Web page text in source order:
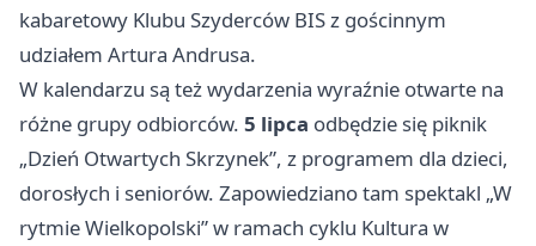
kabaretowy Klubu Szyderców BIS z gościnnym
udziałem Artura Andrusa.
W kalendarzu są też wydarzenia wyraźnie otwarte na
różne grupy odbiorców. 5 lipca odbędzie się piknik
„Dzień Otwartych Skrzynek”, z programem dla dzieci,
dorosłych i seniorów. Zapowiedziano tam spektakl „W
rytmie Wielkopolski” w ramach cyklu Kultura w